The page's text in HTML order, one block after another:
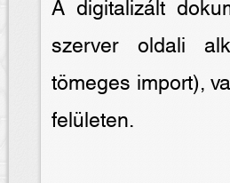
A digitalizált
szerver oldali
tömeges import),
felületen.